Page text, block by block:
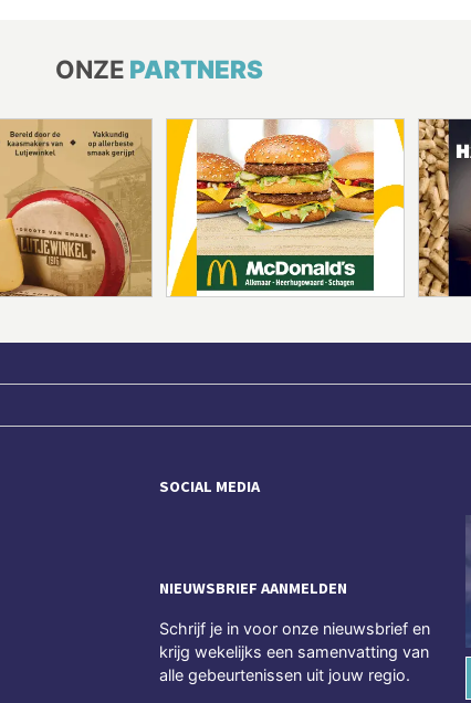
ONZE PARTNERS
SOCIAL MEDIA
NIEUWSBRIEF AANMELDEN
Schrijf je in voor onze nieuwsbrief en
krijg wekelijks een samenvatting van
alle gebeurtenissen uit jouw regio.